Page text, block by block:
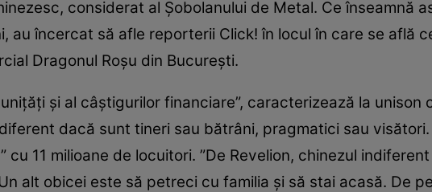
considerat al Şobolanului de Metal. Ce înseamnă
au încercat să afle reporterii Click! în locul în care se află
Dragonul Roşu din Bucureşti.
şi al câştigurilor financiare”, caracterizează la unison
dacă sunt tineri sau bătrâni, pragmatici sau
cu 11 milioane de locuitori. ”De Revelion, chinezul
alt obicei este să petreci cu familia şi să stai acasă. De